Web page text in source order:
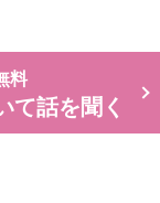
料
て話を聞く